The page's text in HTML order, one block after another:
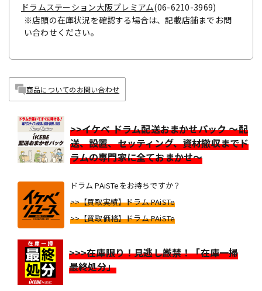
ドラムステーション大阪プレミアム(06-6210-3969)
※店頭の在庫状況を確認する場合は、記載店舗までお問
い合わせください。
商品についてのお問い合わせ
>>イケベ ドラム配送おまかせパック ～配
送、設置、セッティング、資材撤収までド
ラムの専門家に全ておまかせ～
ドラム PAiSTeをお持ちですか？
>>【買取実績】ドラム PAiSTe
>>【買取価格】ドラム PAiSTe
>>>在庫限り！見逃し厳禁！「在庫一掃
最終処分」